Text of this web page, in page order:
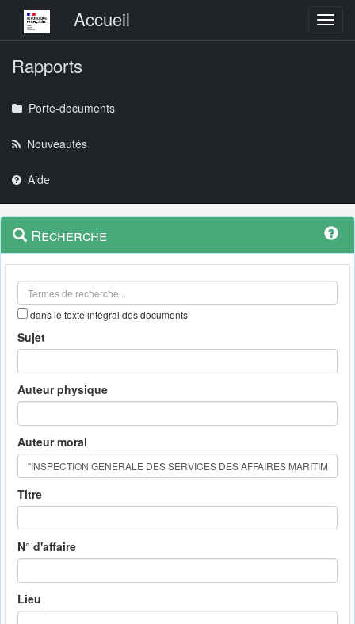
Menu principalAccueil
Rapports
Porte-documents
Nouveautés
Aide
Navigation
outils
Menu
contextuel
Recherche
dans le texte intégral des documents
Sujet
Auteur physique
Auteur moral
Titre
N° d'affaire
Lieu